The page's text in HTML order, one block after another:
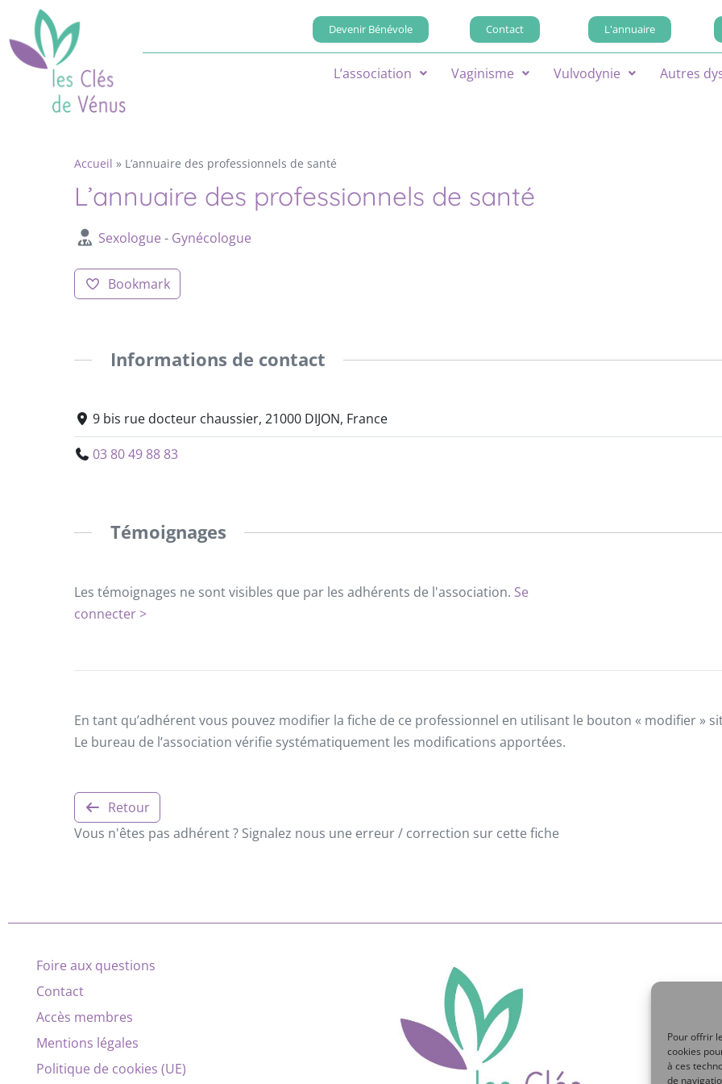
Pour offrir
cookies
à ces
de
Devenir Bénévole Contact L'annuaire
L’association Vaginisme Vulvodynie Autres
Accueil » L’annuaire des professionnels de santé
L’annuaire des professionnels de santé
Sexologue - Gynécologue
Bookmark
Informations de contact
9 bis rue docteur chaussier, 21000 DIJON, France
03 80 49 88 83
Témoignages
Les témoignages ne sont visibles que par les adhérents de l'association. Se
connecter >
En tant qu’adhérent vous pouvez modifier la fiche de ce professionnel en utilisant le bouton « modifier »
Le bureau de l’association vérifie systématiquement les modifications apportées.
Retour
Vous n'êtes pas adhérent ? Signalez nous une erreur / correction sur cette fiche
Foire aux questions
Contact
Accès membres
Mentions légales
Politique de cookies (UE)